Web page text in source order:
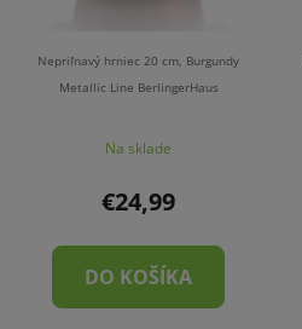
Nepriľnavý hrniec 20 cm, Burgundy
Metallic Line BerlingerHaus
Na sklade
€24,99
DO KOŠÍKA